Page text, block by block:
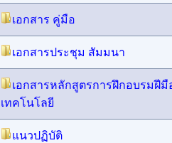
เอกสาร คู่มือ
เอกสารประชุม สัมมนา
เอกสารหลักสูตรการฝึกอบรมฝี
เทคโนโลยี
แนวปฏิบัติ